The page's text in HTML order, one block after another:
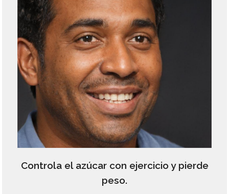
Controla el azúcar con ejercicio y pierde
peso.